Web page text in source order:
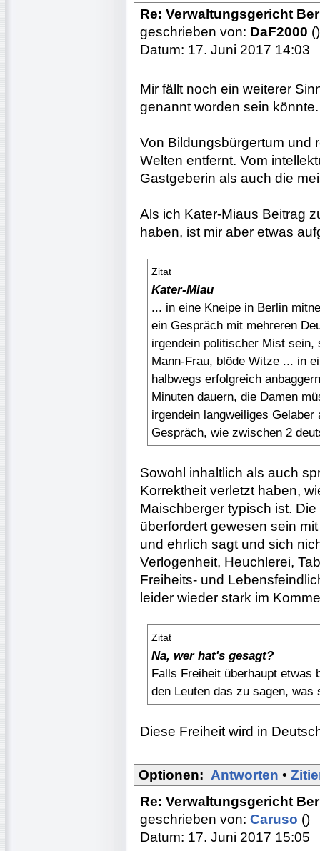
Re: Verwaltungsgericht
geschrieben von: DaF2000 ()
Datum: 17. Juni 2017 14:03
Mir fällt noch ein weiterer
genannt worden sein könnte.
Von Bildungsbürgertum und
Welten entfernt. Vom
Gastgeberin als auch die
Als ich Kater-Miaus Beitrag
haben, ist mir aber etwas
Zitat
Kater-Miau
... in eine Kneipe in Berlin
ein Gespräch mit mehreren
irgendein politischer Mist sein,
Mann-Frau, blöde Witze ... in
halbwegs erfolgreich
Minuten dauern, die Damen
irgendein langweiliges
Gespräch, wie zwischen 2
Sowohl inhaltlich als auch
Korrektheit verletzt haben,
Maischberger typisch ist.
überfordert gewesen sein
und ehrlich sagt und sich
Verlogenheit, Heuchlerei,
Freiheits- und
leider wieder stark im
Zitat
Na, wer hat's gesagt?
Falls Freiheit überhaupt etwas
den Leuten das zu sagen, was
Diese Freiheit wird in
Optionen: Antworten •
Re: Verwaltungsgericht
geschrieben von: Caruso ()
Datum: 17. Juni 2017 15:05